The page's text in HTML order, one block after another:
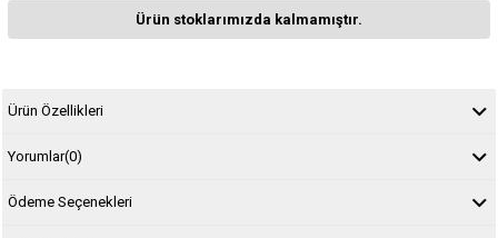
Ürün stoklarımızda kalmamıştır.
Ürün Özellikleri
Yorumlar(0)
Ödeme Seçenekleri